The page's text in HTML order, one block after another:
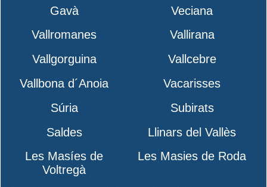
Gavà
Veciana
Vallromanes
Vallirana
Vallgorguina
Vallcebre
Vallbona d´Anoia
Vacarisses
Súria
Subirats
Saldes
Llinars del Vallès
Les Masíes de
Voltregà
Les Masies de Roda